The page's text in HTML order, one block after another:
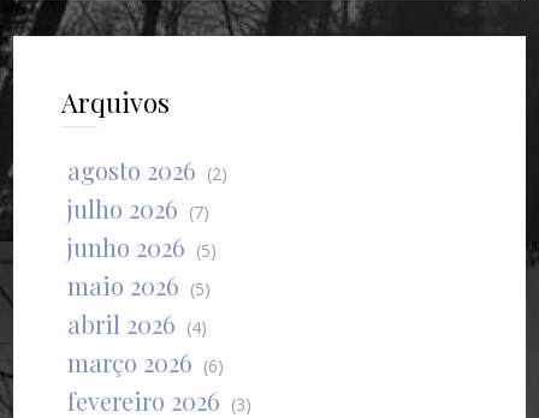
Arquivos
agosto 2026 (2)
julho 2026 (7)
junho 2026 (5)
maio 2026 (5)
abril 2026 (4)
março 2026 (6)
fevereiro 2026 (3)